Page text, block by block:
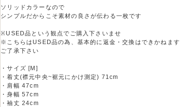
ソリッドカラーなので
シンプルだからこそ素材の良さが伝わる一枚です
※USED品という観点でご購入下さいませ
※こちらはUSED品の為、基本的に返金・交換はできかねます
ご了承下さい
・サイズ [M]
・着丈(襟元中央~裾元にかけ測定) 71cm
・肩幅 47cm
・身幅 57cm
・袖丈 24cm